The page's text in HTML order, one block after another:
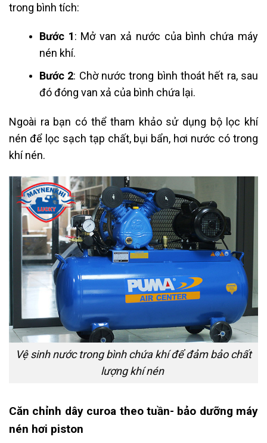
trong bình tích:
Bước 1: Mở van xả nước của bình chứa máy
nén khí.
Bước 2: Chờ nước trong bình thoát hết ra, sau
đó đóng van xả của bình chứa lại.
Ngoài ra bạn có thể tham khảo sử dụng bộ lọc khí
nén để lọc sạch tạp chất, bụi bẩn, hơi nước có trong
khí nén.
Vệ sinh nước trong bình chứa khí để đảm bảo chất
lượng khí nén
Căn chỉnh dây curoa theo tuần- bảo dưỡng máy
nén hơi piston